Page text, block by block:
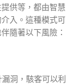
供等，都由智慧
入。這種模式可
隨著以下風險：
洞，駭客可以利